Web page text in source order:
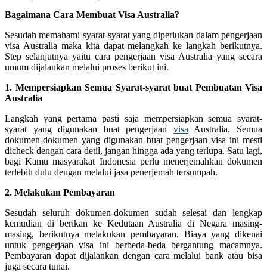
Bagaimana Cara Membuat Visa Australia?
Sesudah memahami syarat-syarat yang diperlukan dalam pengerjaan
visa Australia maka kita dapat melangkah ke langkah berikutnya.
Step selanjutnya yaitu cara pengerjaan visa Australia yang secara
umum dijalankan melalui proses berikut ini.
1. Mempersiapkan Semua Syarat-syarat buat Pembuatan Visa
Australia
Langkah yang pertama pasti saja mempersiapkan semua syarat-
syarat yang digunakan buat pengerjaan visa Australia. Semua
dokumen-dokumen yang digunakan buat pengerjaan visa ini mesti
dicheck dengan cara detil, jangan hingga ada yang terlupa. Satu lagi,
bagi Kamu masyarakat Indonesia perlu menerjemahkan dokumen
terlebih dulu dengan melalui jasa penerjemah tersumpah.
2. Melakukan Pembayaran
Sesudah seluruh dokumen-dokumen sudah selesai dan lengkap
kemudian di berikan ke Kedutaan Australia di Negara masing-
masing, berikutnya melakukan pembayaran. Biaya yang dikenai
untuk pengerjaan visa ini berbeda-beda bergantung macamnya.
Pembayaran dapat dijalankan dengan cara melalui bank atau bisa
juga secara tunai.